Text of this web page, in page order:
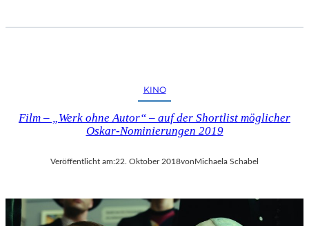
KINO
Film – „Werk ohne Autor“ – auf der Shortlist möglicher
Oskar-Nominierungen 2019
Veröffentlicht am:22. Oktober 2018vonMichaela Schabel